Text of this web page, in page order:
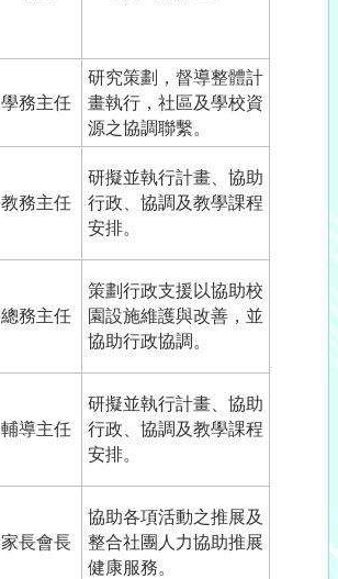
學務主任
研究策劃，督導整體計
畫執行，社區及學校資
源之協調聯繫。
教務主任
研擬並執行計畫、協助
行政、協調及教學課程
安排。
總務主任
策劃行政支援以協助校
園設施維護與改善，並
協助行政協調。
輔導主任
研擬並執行計畫、協助
行政、協調及教學課程
安排。
家長會長
協助各項活動之推展及
整合社團人力協助推展
健康服務。